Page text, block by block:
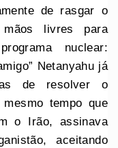
de rasgar o
livres para
nuclear:
Netanyahu já
de resolver o
tempo que
o Irão, assinava
aceitando